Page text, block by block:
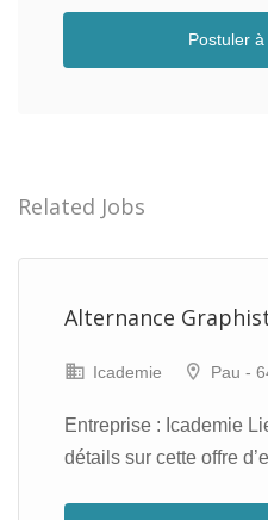
Postuler
Related Jobs
Alternance
Icademie Pau -
Entreprise : Icademie
détails sur cette offre